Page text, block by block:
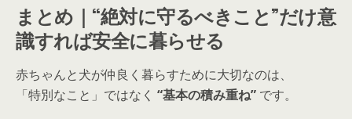
まとめ｜“絶対に守るべきこと”だけ意
識すれば安全に暮らせる
赤ちゃんと犬が仲良く暮らすために大切なのは、
「特別なこと」ではなく “基本の積み重ね” です。